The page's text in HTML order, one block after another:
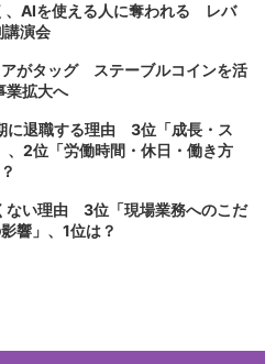
、AIを使える人に奪われる レバ
講演会
がタッグ ステーブルコインを活
業拡大へ
に退職する理由 3位「成長・ス
、2位「労働時間・休日・働き方
ない理由 3位「現場業務へのこだ
響」、1位は？